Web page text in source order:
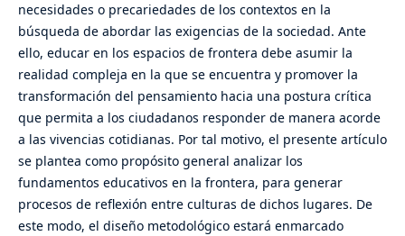
necesidades o precariedades de los contextos en la
búsqueda de abordar las exigencias de la sociedad. Ante
ello, educar en los espacios de frontera debe asumir la
realidad compleja en la que se encuentra y promover la
transformación del pensamiento hacia una postura crítica
que permita a los ciudadanos responder de manera acorde
a las vivencias cotidianas. Por tal motivo, el presente artículo
se plantea como propósito general analizar los
fundamentos educativos en la frontera, para generar
procesos de reflexión entre culturas de dichos lugares. De
este modo, el diseño metodológico estará enmarcado